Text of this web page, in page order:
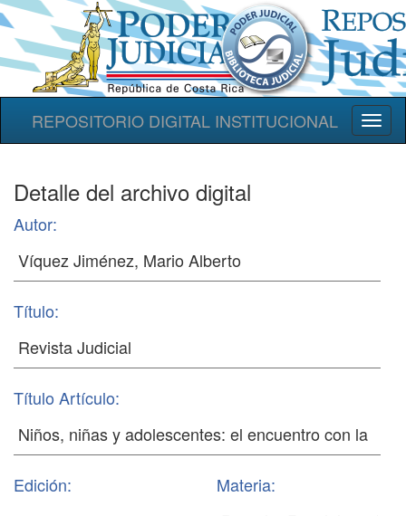
REPOSITORIO DIGITAL INSTITUCIONAL
Detalle del archivo digital
Autor:
Título:
Título Artículo:
Edición: Materia: